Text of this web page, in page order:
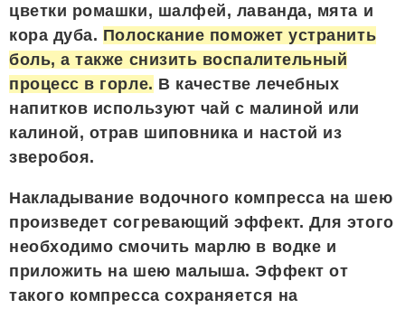
цветки ромашки, шалфей, лаванда, мята и
кора дуба. Полоскание поможет устранить
боль, а также снизить воспалительный
процесс в горле. В качестве лечебных
напитков используют чай с малиной или
калиной, отрав шиповника и настой из
зверобоя.
Накладывание водочного компресса на шею
произведет согревающий эффект. Для этого
необходимо смочить марлю в водке и
приложить на шею малыша. Эффект от
такого компресса сохраняется на